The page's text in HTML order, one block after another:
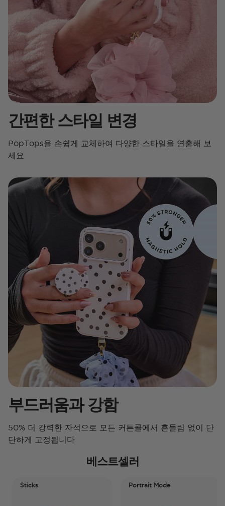
간편한 스타일 변경
PopTops을 손쉽게 교체하여 다양한 스타일을 연출해 보
세요
부드러움과 강함
50% 더 강력한 자석으로 모든 커튼콜에서 흔들림 없이 단
단하게 고정됩니다
베스트셀러
Sticks Portrait Mode